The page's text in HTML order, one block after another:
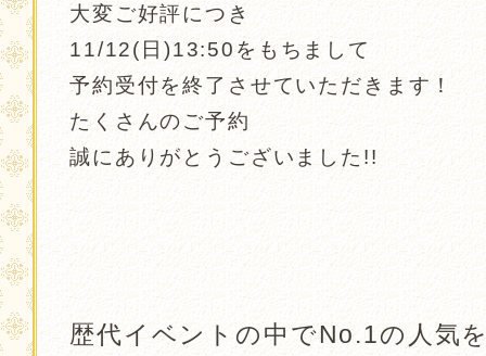
大変ご好評につき
11/12(日)13:50をもちまして
予約受付を終了させていただきます！
たくさんのご予約
誠にありがとうございました!!
歴代イベントの中でNo.1の人気